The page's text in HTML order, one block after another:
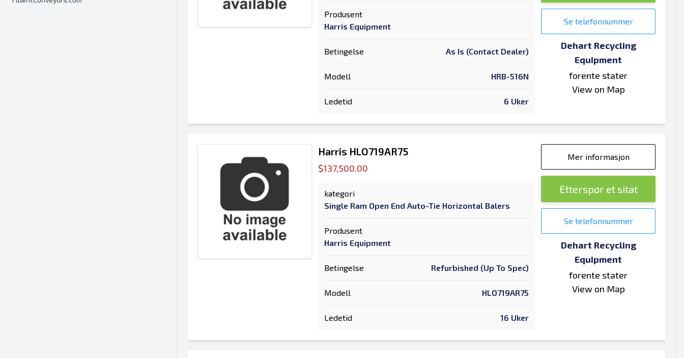
Produsent
Harris Equipment
Betingelse As Is (Contact Dealer)
Modell HRB-516N
Ledetid 6 Uker
Se telefonnummer
Dehart Recycling
Equipment
forente stater
View on Map
Harris HLO719AR75
$137,500.00
kategori
Single Ram Open End Auto-Tie Horizontal Balers
Produsent
Harris Equipment
Betingelse Refurbished (Up To Spec)
Modell HLO719AR75
Ledetid 16 Uker
Mer informasjon
Etterspør et sitat
Se telefonnummer
Dehart Recycling
Equipment
forente stater
View on Map